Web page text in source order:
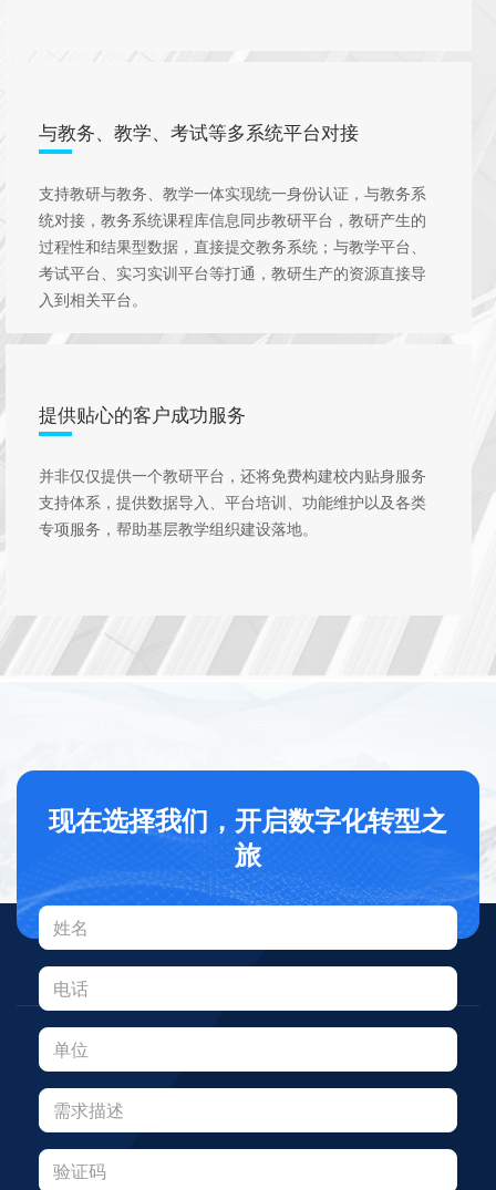
与教务、教学、考试等多系统平台对接
支持教研与教务、教学一体实现统一身份认证，与教务系
统对接，教务系统课程库信息同步教研平台，教研产生的
过程性和结果型数据，直接提交教务系统；与教学平台、
考试平台、实习实训平台等打通，教研生产的资源直接导
入到相关平台。
提供贴心的客户成功服务
并非仅仅提供一个教研平台，还将免费构建校内贴身服务
支持体系，提供数据导入、平台培训、功能维护以及各类
专项服务，帮助基层教学组织建设落地。
现在选择我们，开启数字化转型之
旅